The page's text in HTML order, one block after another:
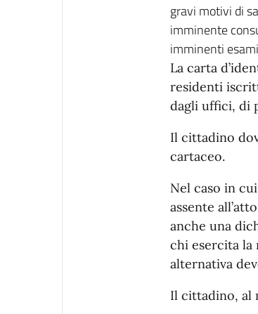
gravi motivi di
imminente
imminenti
La carta
residenti
dagli uffici, di
Il cittadino
cartaceo.
Nel caso in
assente
anche una
chi esercita la
alternativa
Il cittadino, al